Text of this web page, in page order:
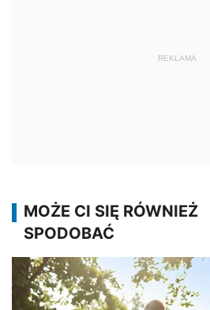
REKLAMA